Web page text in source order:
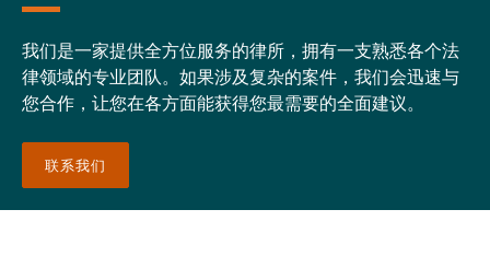
我们是一家提供全方位服务的律所，拥有一支熟悉各个法
律领域的专业团队。如果涉及复杂的案件，我们会迅速与
您合作，让您在各方面能获得您最需要的全面建议。
联系我们